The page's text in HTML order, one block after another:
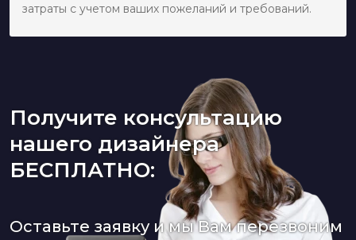
затраты с учетом ваших пожеланий и требований.
Получите консультацию
нашего дизайнера
БЕСПЛАТНО:
Оставьте заявку и мы Вам перезвоним